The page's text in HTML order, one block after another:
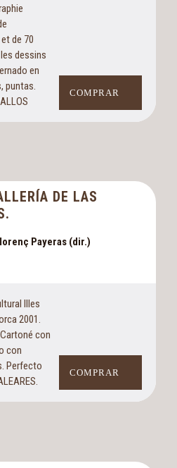
de 70
dessins
en
puntas.
COMPRAR
DE LAS
Payeras (dir.)
Illes
2001.
con
con
Perfecto
COMPRAR